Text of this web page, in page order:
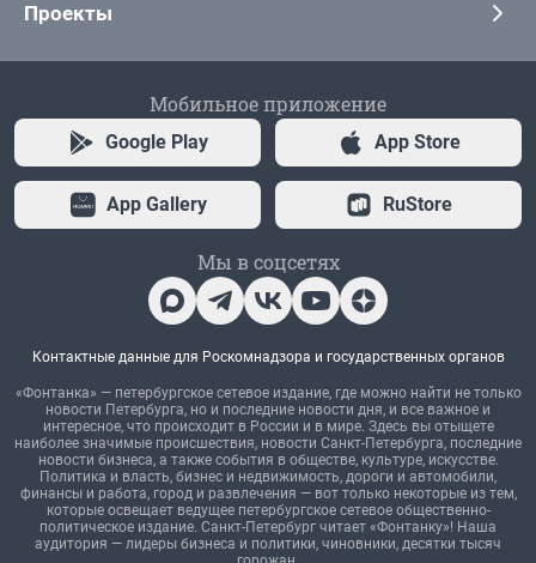
Проекты
Мобильное приложение
Google Play App Store
App Gallery RuStore
Мы в соцсетях
Контактные данные для Роскомнадзора и государственных органов
«Фонтанка» — петербургское сетевое издание, где можно найти не только
новости Петербурга, но и последние новости дня, и все важное и
интересное, что происходит в России и в мире. Здесь вы отыщете
наиболее значимые происшествия, новости Санкт-Петербурга, последние
новости бизнеса, а также события в обществе, культуре, искусстве.
Политика и власть, бизнес и недвижимость, дороги и автомобили,
финансы и работа, город и развлечения — вот только некоторые из тем,
которые освещает ведущее петербургское сетевое общественно-
политическое издание. Санкт-Петербург читает «Фонтанку»! Наша
аудитория — лидеры бизнеса и политики, чиновники, десятки тысяч